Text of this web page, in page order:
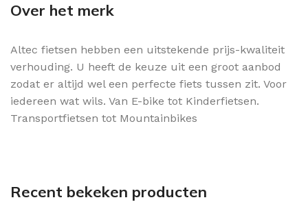
Over het merk
Altec fietsen hebben een uitstekende prijs-kwaliteit
verhouding. U heeft de keuze uit een groot aanbod
zodat er altijd wel een perfecte fiets tussen zit. Voor
iedereen wat wils. Van E-bike tot Kinderfietsen.
Transportfietsen tot Mountainbikes
Recent bekeken producten